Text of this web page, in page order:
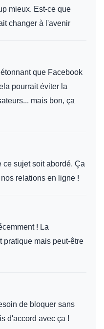
mieux. Est-ce que
changer à l'avenir
que Facebook
pourrait éviter la
mais bon, ça
ce sujet soit abordé. Ça
relations en ligne !
! La
pratique mais peut-être
de bloquer sans
d'accord avec ça !